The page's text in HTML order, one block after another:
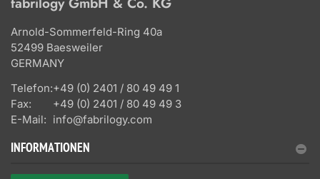
Arnold-Sommerfeld-Ring 40a
52499 Baesweiler
GERMANY
Telefon:+49 (0) 2401 / 80 49 49 1
Fax:
+49 (0) 2401 / 80 49 49 3
E-Mail: info@fabrilogy.com
INFORMATIONEN